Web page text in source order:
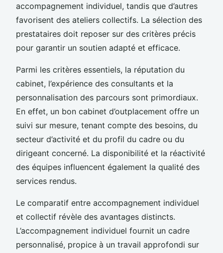
accompagnement individuel, tandis que d’autres
favorisent des ateliers collectifs. La sélection des
prestataires doit reposer sur des critères précis
pour garantir un soutien adapté et efficace.
Parmi les critères essentiels, la réputation du
cabinet, l’expérience des consultants et la
personnalisation des parcours sont primordiaux.
En effet, un bon cabinet d’outplacement offre un
suivi sur mesure, tenant compte des besoins, du
secteur d’activité et du profil du cadre ou du
dirigeant concerné. La disponibilité et la réactivité
des équipes influencent également la qualité des
services rendus.
Le comparatif entre accompagnement individuel
et collectif révèle des avantages distincts.
L’accompagnement individuel fournit un cadre
personnalisé, propice à un travail approfondi sur